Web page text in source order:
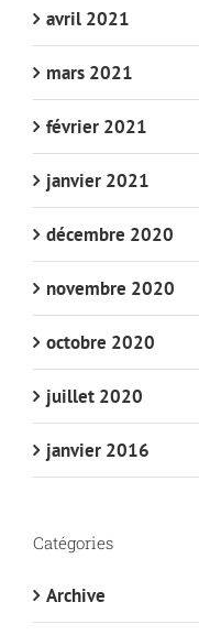
avril 2021
mars 2021
février 2021
janvier 2021
décembre 2020
novembre 2020
octobre 2020
juillet 2020
janvier 2016
Catégories
Archive